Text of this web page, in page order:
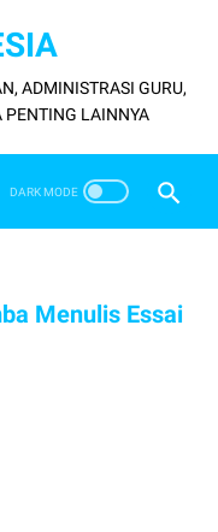
ADMINISTRASI GURU,
PENTING LAINNYA
Menulis Essai